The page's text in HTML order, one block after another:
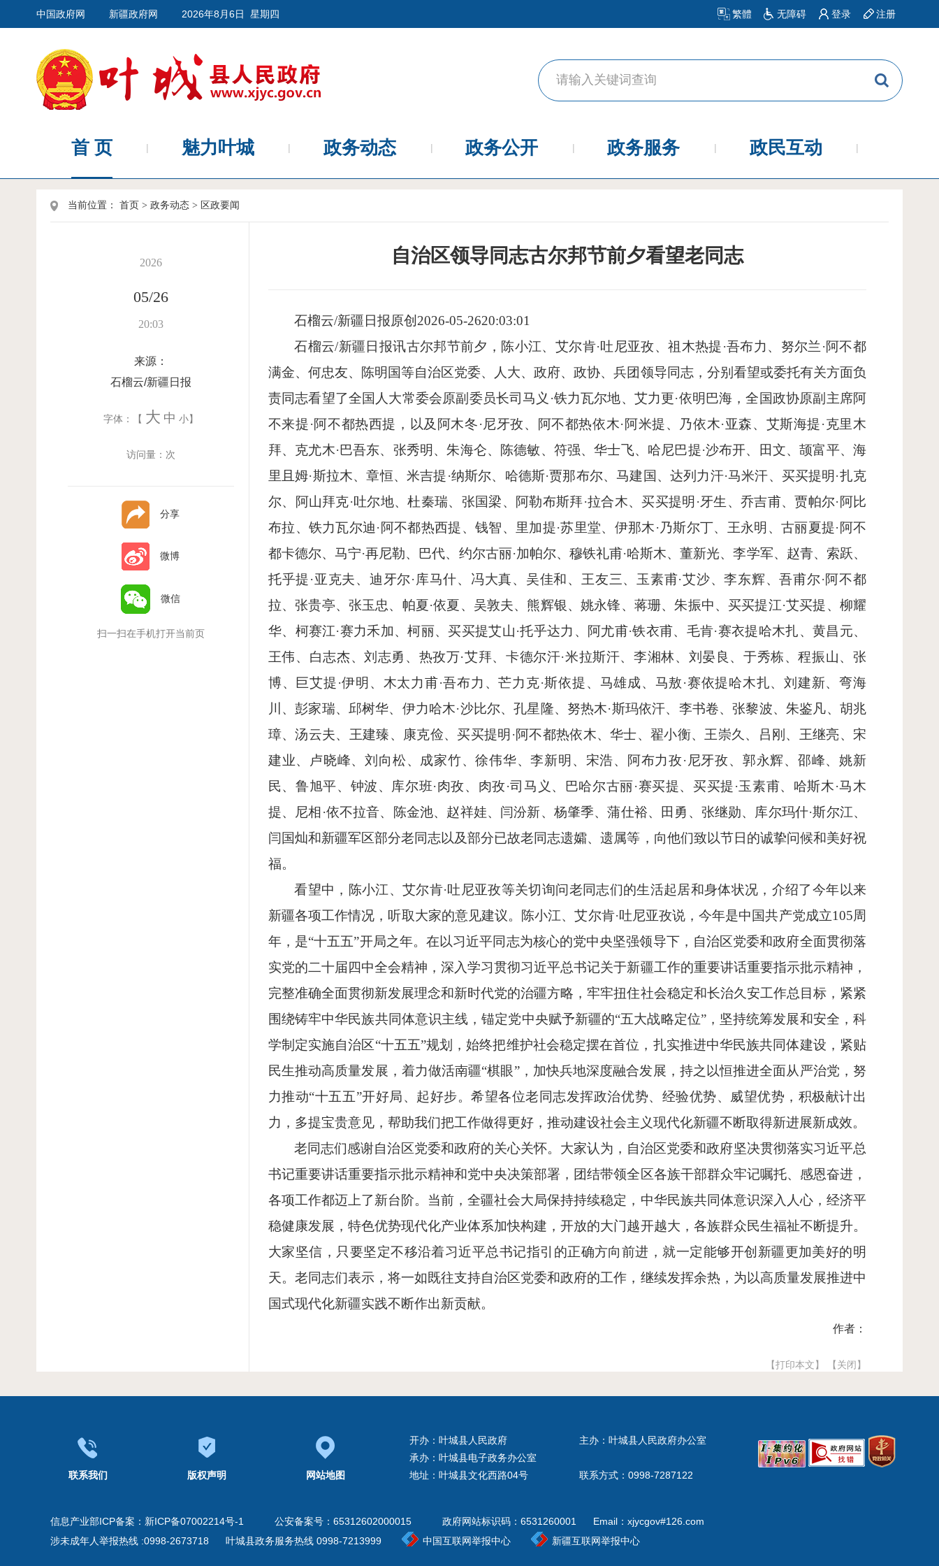
中国政府网 新疆政府网 2026年8月6日 星期四 繁體 无障碍 登录 注册
首 页 魅力叶城 政务动态 政务公开 政务服务 政民互动
当前位置： 首页 > 政务动态 > 区政要闻
2026
05/26
20:03
来源：
石榴云/新疆日报
字体：【 大 中 小】
访问量： 次
分享
微博
微信
扫一扫在手机打开当前页
自治区领导同志古尔邦节前夕看望老同志
石榴云/新疆日报原创 2026-05-2620:03:01
石榴云/新疆日报讯古尔邦节前夕，陈小江、艾尔肯·吐尼亚孜、祖木热提·吾布力、努尔兰·阿不都
满金、何忠友、陈明国等自治区党委、人大、政府、政协、兵团领导同志，分别看望或委托有关方面负
责同志看望了全国人大常委会原副委员长司马义·铁力瓦尔地、艾力更·依明巴海，全国政协原副主席阿
不来提·阿不都热西提，以及阿木冬·尼牙孜、阿不都热依木·阿米提、乃依木·亚森、艾斯海提·克里木
拜、克尤木·巴吾东、张秀明、朱海仑、陈德敏、符强、华士飞、哈尼巴提·沙布开、田文、颉富平、海
里且姆·斯拉木、章恒、米吉提·纳斯尔、哈德斯·贾那布尔、马建国、达列力汗·马米汗、买买提明·扎克
尔、阿山拜克·吐尔地、杜秦瑞、张国梁、阿勒布斯拜·拉合木、买买提明·牙生、乔吉甫、贾帕尔·阿比
布拉、铁力瓦尔迪·阿不都热西提、钱智、里加提·苏里堂、伊那木·乃斯尔丁、王永明、古丽夏提·阿不
都卡德尔、马宁·再尼勒、巴代、约尔古丽·加帕尔、穆铁礼甫·哈斯木、董新光、李学军、赵青、索跃、
托乎提·亚克夫、迪牙尔·库马什、冯大真、吴佳和、王友三、玉素甫·艾沙、李东辉、吾甫尔·阿不都
拉、张贵亭、张玉忠、帕夏·依夏、吴敦夫、熊辉银、姚永锋、蒋珊、朱振中、买买提江·艾买提、柳耀
华、柯赛江·赛力禾加、柯丽、买买提艾山·托乎达力、阿尤甫·铁衣甫、毛肯·赛衣提哈木扎、黄昌元、
王伟、白志杰、刘志勇、热孜万·艾拜、卡德尔汗·米拉斯汗、李湘林、刘晏良、于秀栋、程振山、张
博、巨艾提·伊明、木太力甫·吾布力、芒力克·斯依提、马雄成、马敖·赛依提哈木扎、刘建新、弯海
川、彭家瑞、邱树华、伊力哈木·沙比尔、孔星隆、努热木·斯玛依汗、李书卷、张黎波、朱鉴凡、胡兆
璋、汤云夫、王建臻、康克俭、买买提明·阿不都热依木、华士、翟小衡、王崇久、吕刚、王继亮、宋
建业、卢晓峰、刘向松、成家竹、徐伟华、李新明、宋浩、阿布力孜·尼牙孜、郭永辉、邵峰、姚新
民、鲁旭平、钟波、库尔班·肉孜、肉孜·司马义、巴哈尔古丽·赛买提、买买提·玉素甫、哈斯木·马木
提、尼相·依不拉音、陈金池、赵祥娃、闫汾新、杨肇季、蒲仕裕、田勇、张继勋、库尔玛什·斯尔江、
闫国灿和新疆军区部分老同志以及部分已故老同志遗孀、遗属等，向他们致以节日的诚挚问候和美好祝
福。
看望中，陈小江、艾尔肯·吐尼亚孜等关切询问老同志们的生活起居和身体状况，介绍了今年以来
新疆各项工作情况，听取大家的意见建议。陈小江、艾尔肯·吐尼亚孜说，今年是中国共产党成立105周
年，是“十五五”开局之年。在以习近平同志为核心的党中央坚强领导下，自治区党委和政府全面贯彻落
实党的二十届四中全会精神，深入学习贯彻习近平总书记关于新疆工作的重要讲话重要指示批示精神，
完整准确全面贯彻新发展理念和新时代党的治疆方略，牢牢扭住社会稳定和长治久安工作总目标，紧紧
围绕铸牢中华民族共同体意识主线，锚定党中央赋予新疆的“五大战略定位”，坚持统筹发展和安全，科
学制定实施自治区“十五五”规划，始终把维护社会稳定摆在首位，扎实推进中华民族共同体建设，紧贴
民生推动高质量发展，着力做活南疆“棋眼”，加快兵地深度融合发展，持之以恒推进全面从严治党，努
力推动“十五五”开好局、起好步。希望各位老同志发挥政治优势、经验优势、威望优势，积极献计出
力，多提宝贵意见，帮助我们把工作做得更好，推动建设社会主义现代化新疆不断取得新进展新成效。
老同志们感谢自治区党委和政府的关心关怀。大家认为，自治区党委和政府坚决贯彻落实习近平总
书记重要讲话重要指示批示精神和党中央决策部署，团结带领全区各族干部群众牢记嘱托、感恩奋进，
各项工作都迈上了新台阶。当前，全疆社会大局保持持续稳定，中华民族共同体意识深入人心，经济平
稳健康发展，特色优势现代化产业体系加快构建，开放的大门越开越大，各族群众民生福祉不断提升。
大家坚信，只要坚定不移沿着习近平总书记指引的正确方向前进，就一定能够开创新疆更加美好的明
天。老同志们表示，将一如既往支持自治区党委和政府的工作，继续发挥余热，为以高质量发展推进中
国式现代化新疆实践不断作出新贡献。
作者：
【打印本文】 【关闭】
联系我们 版权声明 网站地图
开办：叶城县人民政府
承办：叶城县电子政务办公室
地址：叶城县文化西路04号
主办：叶城县人民政府办公室
联系方式：0998-7287122
信息产业部ICP备案： 新ICP备07002214号-1 公安备案号： 65312602000015 政府网站标识码：6531260001
Email：xjycgov#126.com
涉未成年人举报热线 :0998-2673718
叶城县政务服务热线 0998-7213999 中国互联网举报中心 新疆互联网举报中心